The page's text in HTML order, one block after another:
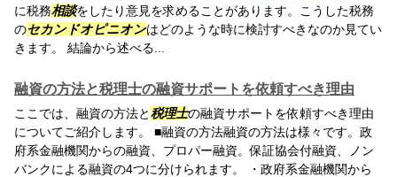
に税務相談をしたり意見を求めることがあります。こうした税務
のセカンドオピニオンはどのような時に検討すべきなのか見てい
きます。 結論から述べる...
融資の方法と税理士の融資サポートを依頼すべき理由
ここでは、融資の方法と税理士の融資サポートを依頼すべき理由
についてご紹介します。 ■融資の方法融資の方法は様々です。政
府系金融機関からの融資、プロパー融資。保証協会付融資、ノン
バンクによる融資の4つに分けられます。 ・政府系金融機関から